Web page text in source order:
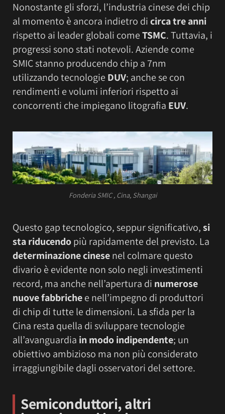
Nonostante gli sforzi, l’industria cinese dei chip
al momento è ancora indietro dicirca tre anni
rispetto ai leader globali comeTSMC. Tuttavia, i
progressi sono stati notevoli. Aziende come
SMIC stanno producendo chip a 7nm
utilizzando tecnologie DUV; anche se con
rendimenti e volumi inferiori rispetto ai
concorrenti che impiegano litografia EUV.
Fonderia SMIC , Cina, Shangai
Questo gap tecnologico, seppur significativo,si
sta riducendopiù rapidamente del previsto. La
determinazione cinesenel colmare questo
divario è evidente non solo negli investimenti
record, ma anche nell’apertura di numerose
nuove fabbrichee nell’impegno di produttori
di chip di tutte le dimensioni. La sfida per la
Cina resta quella di sviluppare tecnologie
all’avanguardia in modo indipendente; un
obiettivo ambizioso ma non più considerato
irraggiungibile dagli osservatori del settore.
Semiconduttori, altri